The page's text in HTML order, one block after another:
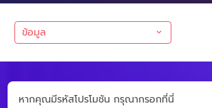
ข้อมูล
หากคุณมีรหัสโปรโมชัน กรุณากรอกที่นี่